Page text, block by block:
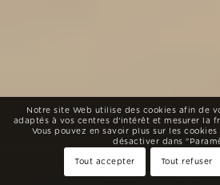
Notre site Web utilise des cookies afin de
adaptés à vos centres d'intérêt et mesurer la
Vous pouvez en savoir plus sur les
désactiver dans
Tout accepter Tout refuser